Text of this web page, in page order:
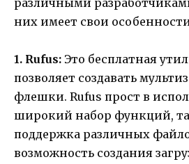
них имеет свои
1. Rufus: Это бесплатная
позволяет создавать
флешки. Rufus прост в
широкий набор функций,
поддержка различных
возможность создания